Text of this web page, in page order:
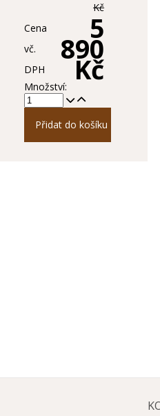
Kč
Cena
vč.
DPH
5
890
Kč
Množství:
Přidat do košíku